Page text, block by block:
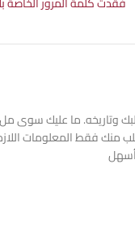
وتاريخه. ما عليك سوى
منك فقط المعلومات